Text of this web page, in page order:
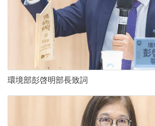
環境部彭啓明部長致詞